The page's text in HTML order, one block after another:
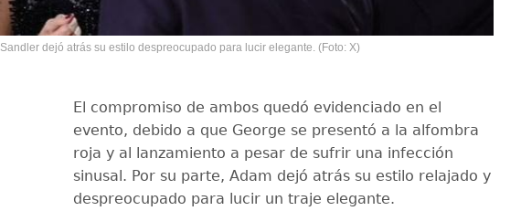
Sandler dejó atrás su estilo despreocupado para lucir elegante. (Foto: X)
El compromiso de ambos quedó evidenciado en el
evento, debido a que George se presentó a la alfombra
roja y al lanzamiento a pesar de sufrir una infección
sinusal. Por su parte, Adam dejó atrás su estilo relajado y
despreocupado para lucir un traje elegante.